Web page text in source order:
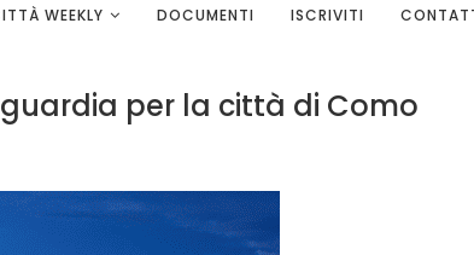
WEEKLY DOCUMENTI ISCRIVITI
per la città di Como